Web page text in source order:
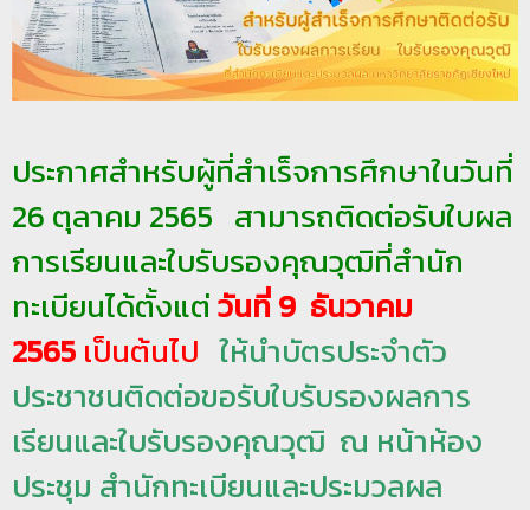
แ
ล
ะ
ร
ม
ว
ล
ล
ม
า
วิ
ประกาศสำหรับผู้ที่สำเร็จการศึกษาในวันที่
26 ตุลาคม 2565 สามารถติดต่อรับใบผล
การเรียนและใบรับรองคุณวุฒิที่สำนัก
ทะเบียนได้ตั้งแต่วันที่ 9 ธันวาคม
2565 เป็นต้นไป ให้นำบัตรประจำตัว
ประชาชนติดต่อขอรับใบรับรองผลการ
เรียนและใบรับรองคุณวุฒิ ณ หน้าห้อง
ประชุม สำนักทะเบียนและประมวลผล